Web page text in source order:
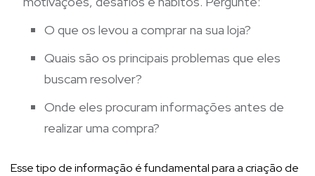
O que os levou a comprar na sua loja?
Quais são os principais problemas que eles
buscam resolver?
Onde eles procuram informações antes de
realizar uma compra?
Esse tipo de informação é fundamental para a criação de